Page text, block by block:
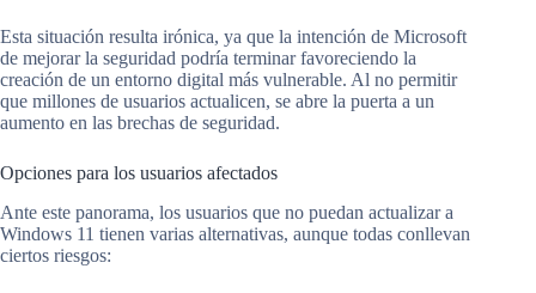
Esta situación resulta irónica, ya que la intención de Microsoft
de mejorar la seguridad podría terminar favoreciendo la
creación de un entorno digital más vulnerable. Al no permitir
que millones de usuarios actualicen, se abre la puerta a un
aumento en las brechas de seguridad.
Opciones para los usuarios afectados
Ante este panorama, los usuarios que no puedan actualizar a
Windows 11 tienen varias alternativas, aunque todas conllevan
ciertos riesgos: